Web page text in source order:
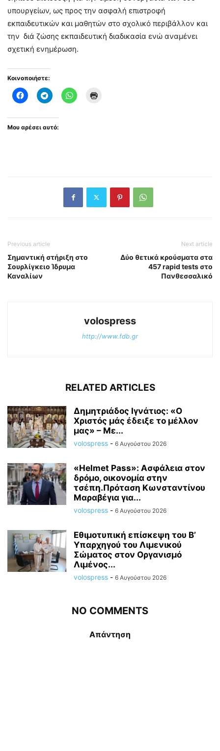
υπουργείων, ως προς την ασφαλή επιστροφή
εκπαιδευτικών και μαθητών στο σχολικό περιβάλλον και
την διά ζώσης εκπαιδευτική διαδικασία ενώ αναμένει
σχετική ενημέρωση.
Κοινοποιήστε:
Μου αρέσει αυτό:
Previous article
Σημαντική στήριξη στο
Σουρλίγκειο Ίδρυμα
Καναλίων
Next article
Δύο θετικά κρούσματα στα
457 rapid tests στο
Πανθεσσαλικό
volospress
http://www.fdb.gr
RELATED ARTICLES
Δημητριάδος Ιγνάτιος: «Ο
Χριστός μάς έδειξε το μέλλον
μας» – Με...
volospress - 6 Αυγούστου 2026
«Helmet Pass»: Ασφάλεια στον
δρόμο, οικονομία στην
τσέπη.Πρόταση Κωνσταντίνου
Μαραβέγια για...
volospress - 6 Αυγούστου 2026
Εθιμοτυπική επίσκεψη του Β’
Υπαρχηγού του Λιμενικού
Σώματος στον Οργανισμό
Λιμένος...
volospress - 6 Αυγούστου 2026
NO COMMENTS
Απάντηση